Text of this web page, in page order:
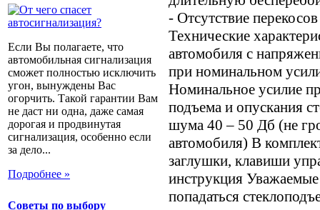
Если Вы полагаете, что
автомобильная сигнализация
сможет полностью исключить
угон, вынуждены Вас
огорчить. Такой гарантии Вам
не даст ни одна, даже самая
дорогая и продвинутая
сигнализация, особенно если
за дело...
Подробнее »
Советы по выбору
- Отсутствие
Технические
автомобиля с
при номинальном
Номинальное усилие
подъема и опускания
шума 40 – 50 Дб (не
автомобиля) В
заглушки, клавиши
инструкция
попадаться